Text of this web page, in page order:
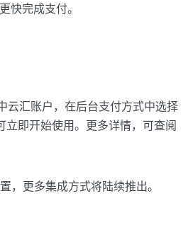
快完成支付。
云汇账户，在后台支付方式中选择
即开始使用。更多详情，可查阅
，更多集成方式将陆续推出。